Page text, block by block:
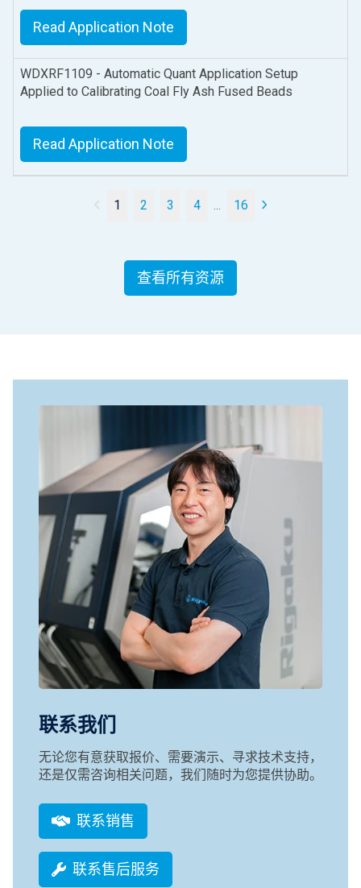
Read Application Note
WDXRF1109 - Automatic Quant Application Setup
Applied to Calibrating Coal Fly Ash Fused Beads
Read Application Note
1 2 3 4 ... 16
查看所有资源
联系我们
无论您有意获取报价、需要演示、寻求技术支持，
还是仅需咨询相关问题，我们随时为您提供协助。
联系销售
联系售后服务